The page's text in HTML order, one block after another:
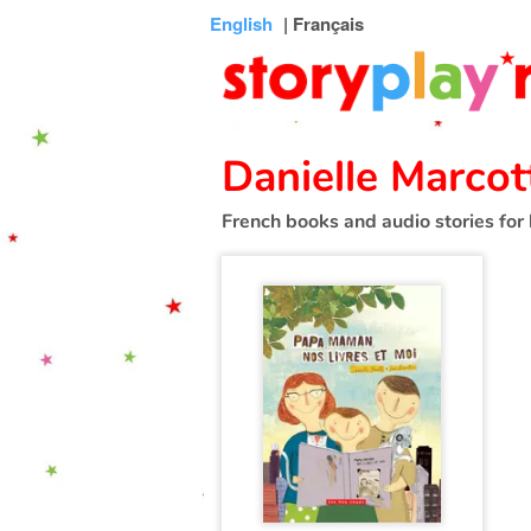
English | Français
Danielle
French books and audio stories for